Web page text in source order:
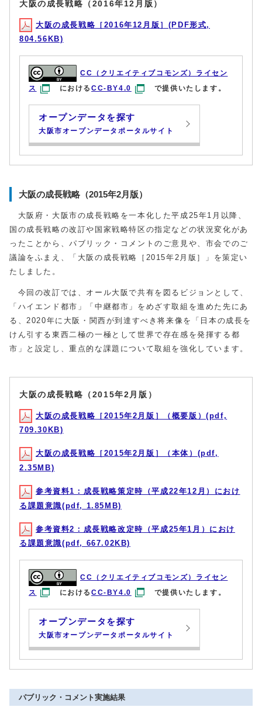
大阪の成長戦略（2016年12月版）
大阪の成長戦略［2016年12月版］(PDF形式,
804.56KB)
CC（クリエイティブコモンズ）ライセン
ス
におけるCC-BY4.0 で提供いたします。
オープンデータを探す
大阪市オープンデータポータルサイト
大阪の成長戦略（2015年2月版）
大阪府・大阪市の成長戦略を一本化した平成25年1月以降、
国の成長戦略の改訂や国家戦略特区の指定などの状況変化があ
ったことから、パブリック・コメントのご意見や、市会でのご
議論をふまえ、「大阪の成長戦略［2015年2月版］」を策定い
たしました。
今回の改訂では、オール大阪で共有を図るビジョンとして、
「ハイエンド都市」「中継都市」をめざす取組を進めた先にあ
る、2020年に大阪・関西が到達すべき将来像を「日本の成長を
けん引する東西二極の一極として世界で存在感を発揮する都
市」と設定し、重点的な課題について取組を強化しています。
大阪の成長戦略（2015年2月版）
大阪の成長戦略［2015年2月版］（概要版）(pdf,
709.30KB)
大阪の成長戦略［2015年2月版］（本体）(pdf,
2.35MB)
参考資料1：成長戦略策定時（平成22年12月）におけ
る課題意識(pdf, 1.85MB)
参考資料2：成長戦略改定時（平成25年1月）におけ
る課題意識(pdf, 667.02KB)
CC（クリエイティブコモンズ）ライセン
ス
におけるCC-BY4.0 で提供いたします。
オープンデータを探す
大阪市オープンデータポータルサイト
パブリック・コメント実施結果